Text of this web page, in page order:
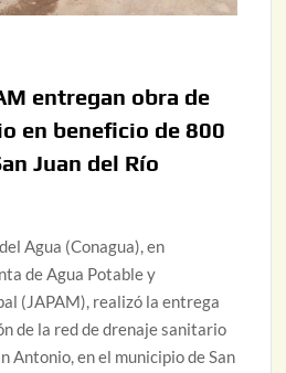
entregan obra de
en beneficio de 800
Juan del Río
Agua (Conagua), en
de Agua Potable y
(JAPAM), realizó la entrega
de la red de drenaje sanitario
Antonio, en el municipio de San